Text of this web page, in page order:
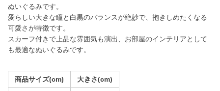
ぬいぐるみです。
愛らしい大きな瞳と白黒のバランスが絶妙で、抱きしめたくなる
可愛さが特徴です。
スカーフ付きで上品な雰囲気も演出、お部屋のインテリアとして
も最適なぬいぐるみです。
商品サイズ(cm) 大きさ(cm)